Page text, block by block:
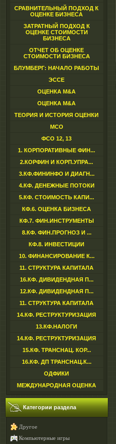
СРАВНИТЕЛЬНЫЙ ПОДХОД К
ОЦЕНКЕ БИЗНЕСА
ЗАТРАТНЫЙ ПОДХОД К
ОЦЕНКЕ СТОИМОСТИ
БИЗНЕСА
ОТЧЕТ ОБ ОЦЕНКЕ
СТОИМОСТИ БИЗНЕСА
БЛУМБЕРГ: НАЧАЛО РАБОТЫ
ЭССЕ
ОЦЕНКА M&A
ОЦЕНКА M&A
ТЕОРИЯ И ИСТОРИЯ ОЦЕНКИ
МСО
ФСО 12, 13
1. КОРПОРАТИВНЫЕ ФИН...
2.КОРФИН И КОРП.УПРА...
3.КФ.ФИНИНФО И ДИАГН...
4.КФ. ДЕНЕЖНЫЕ ПОТОКИ
5.КФ. СТОИМОСТЬ КАПИ...
КФ.6. ОЦЕНКА БИЗНЕСА
КФ.7. ФИН.ИНСТРУМЕНТЫ
8.КФ. ФИН.ПРОГНОЗ И ...
КФ.8. ИНВЕСТИЦИИ
10. ФИНАНСИРОВАНИЕ К...
11. СТРУКТУРА КАПИТАЛА
16.КФ. ДИВИДЕНДНАЯ П...
12.КФ. ДИВИДЕНДНАЯ П...
11. СТРУКТУРА КАПИТАЛА
14.КФ. РЕСТРУКТУРИЗАЦИЯ
13.КФ.НАЛОГИ
14.КФ. РЕСТРУКТУРИЗАЦИЯ
15.КФ. ТРАНСНАЦ. КОР...
16.КФ. ДП ТРАНСНАЦ.К...
ОДФИКИ
МЕЖДУНАРОДНАЯ ОЦЕНКА
Категории раздела
Другое
Компьютерные игры